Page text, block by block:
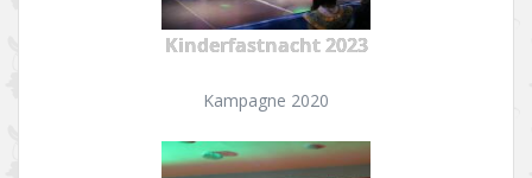
Kinderfastnacht 2023
Kampagne 2020